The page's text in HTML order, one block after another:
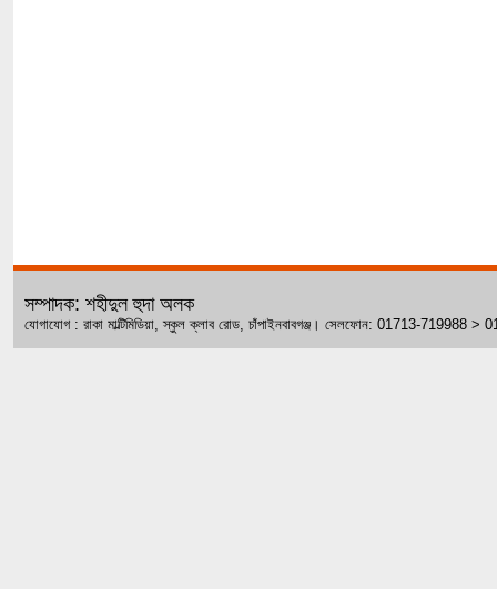
সম্পাদক: শহীদুল হুদা অলক
যোগাযোগ : রাকা মাল্টিমিডিয়া, স্কুল ক্লাব রোড, চাঁপাইনবাবগঞ্জ। সেলফোন: 01713-